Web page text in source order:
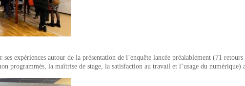
ses expériences autour de la présentation de l’enquête lancée préalablement (71
programmés, la maîtrise de stage, la satisfaction au travail et l’usage du numérique)